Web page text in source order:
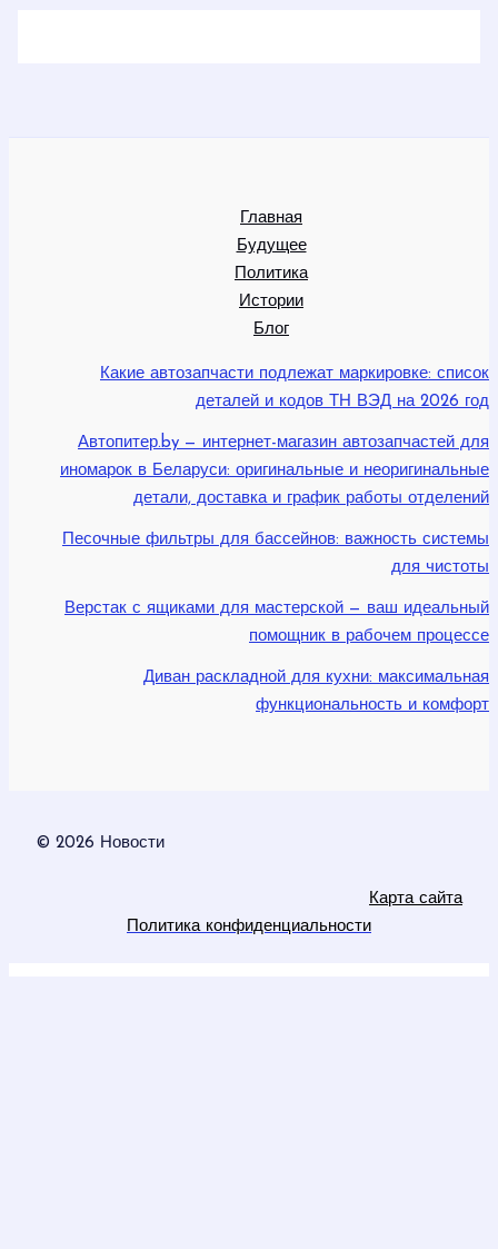
Главная
Будущее
Политика
Истории
Блог
Какие автозапчасти подлежат маркировке: список
деталей и кодов ТН ВЭД на 2026 год
Автопитер.by — интернет-магазин автозапчастей для
иномарок в Беларуси: оригинальные и неоригинальные
детали, доставка и график работы отделений
Песочные фильтры для бассейнов: важность системы
для чистоты
Верстак с ящиками для мастерской — ваш идеальный
помощник в рабочем процессе
Диван раскладной для кухни: максимальная
функциональность и комфорт
© 2026 Новости
Карта сайта
Политика конфиденциальности